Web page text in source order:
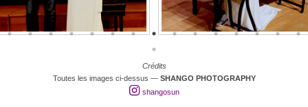
Crédits
Toutes les images ci-dessus — SHANGO PHOTOGRAPHY
shangosun